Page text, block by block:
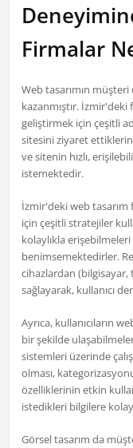
Firmalar
Web tasarımın
kazanmıştır.
geliştirmek için çeşitli
sitesini ziyaret
ve sitenin hızlı,
istemektedir.
İzmir'deki web
için çeşitli stratejiler
kolaylıkla
benimsemektedirler.
cihazlardan
sağlayarak, kullanıcı
Ayrıca, kullanıcıların
bir şekilde
sistemleri üzerinde
olması,
özelliklerinin etkin
istedikleri bilgilere
Görsel tasarım da